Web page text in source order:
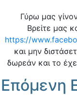
Γύρω μας
Βρείτε μας
https://
και μην
δωρεάν και το
Επόμενη